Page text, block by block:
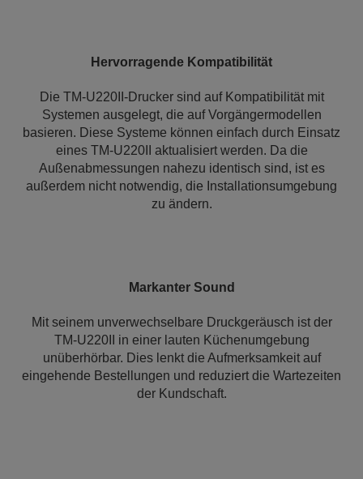
Hervorragende Kompatibilität
Die TM-U220II-Drucker sind auf Kompatibilität mit
Systemen ausgelegt, die auf Vorgängermodellen
basieren. Diese Systeme können einfach durch Einsatz
eines TM-U220II aktualisiert werden. Da die
Außenabmessungen nahezu identisch sind, ist es
außerdem nicht notwendig, die Installationsumgebung
zu ändern.
Markanter Sound
Mit seinem unverwechselbare Druckgeräusch ist der
TM-U220II in einer lauten Küchenumgebung
unüberhörbar. Dies lenkt die Aufmerksamkeit auf
eingehende Bestellungen und reduziert die Wartezeiten
der Kundschaft.